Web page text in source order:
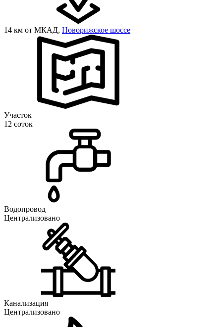
14 км от МКАД, Новорижское шоссе
Участок
12 соток
Водопровод
Централизовано
Канализация
Централизовано